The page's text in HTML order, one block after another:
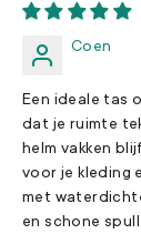
Coen
Een ideale tas
dat je ruimte
helm vakken
voor je kleding
met
en schone